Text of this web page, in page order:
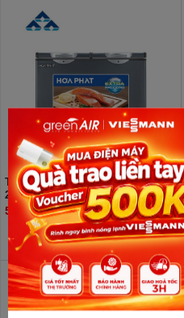
Tủ đông Hòa Phát HPF BD6205G
205 lít
5.760.000đ